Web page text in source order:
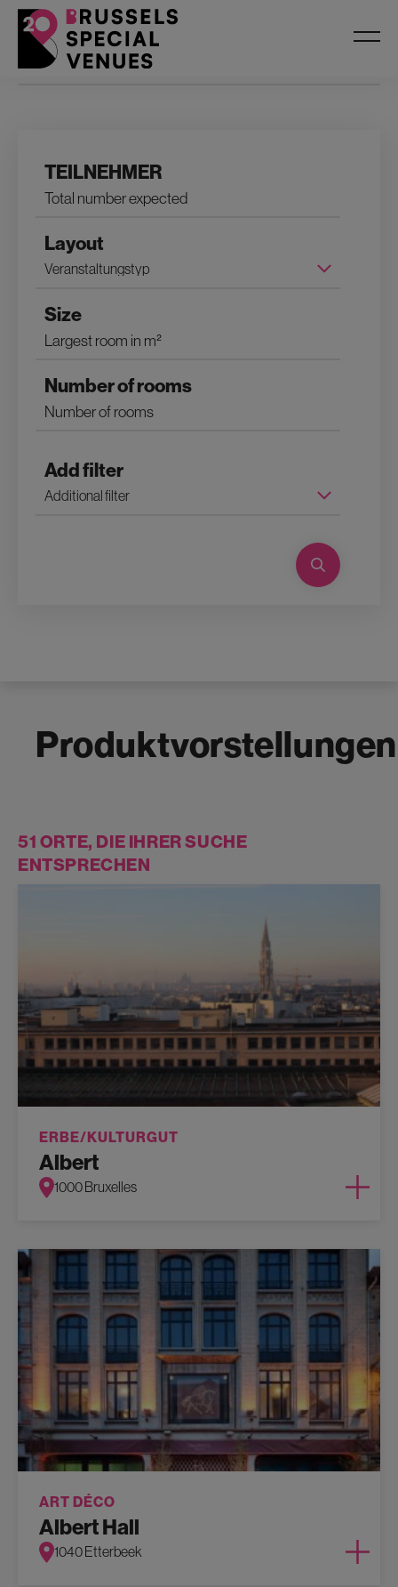
Filters
TEILNEHMER
Layout
Size
Number of rooms
Add filter
Produktvorstellungen
51 ORTE, DIE IHRER SUCHE
ENTSPRECHEN
ERBE/KULTURGUT
Albert
1000 Bruxelles
ART DÉCO
Albert Hall
1040 Etterbeek